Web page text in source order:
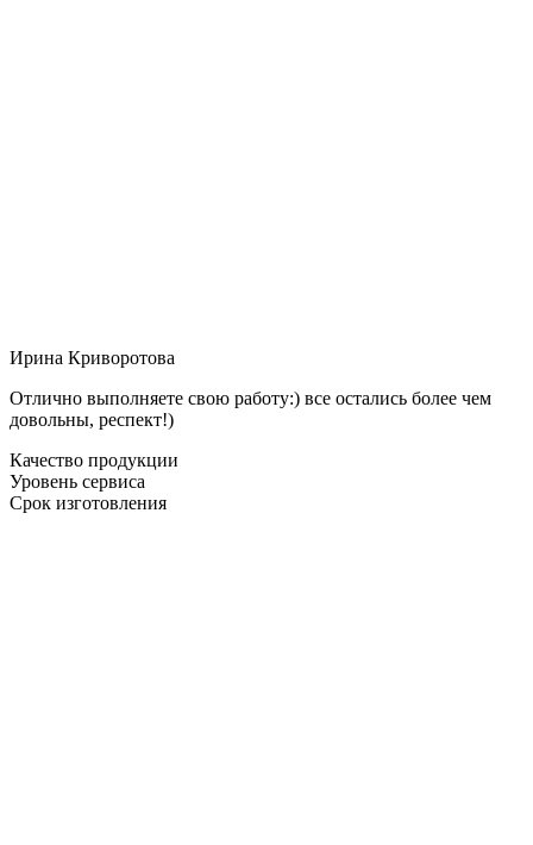
Ирина Криворотова
Отлично выполняете свою работу:) все остались более чем
довольны, респект!)
Качество продукции
Уровень сервиса
Срок изготовления